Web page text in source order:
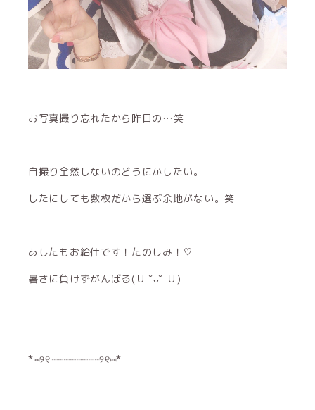
お写真撮り忘れたから昨日の…笑
自撮り全然しないのどうにかしたい。
したにしても数枚だから選ぶ余地がない。笑
あしたもお給仕です！たのしみ！♡
暑さに負けずがんばる(Ｕ ˘ᴗ˘ Ｕ)
*⑅︎୨୧┈︎┈︎┈︎┈︎┈︎┈︎┈︎┈︎୨୧⑅︎*